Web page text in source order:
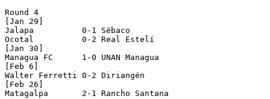
Round 4
[Jan 29]
Jalapa          0-1 Sébaco
Ocotal          0-2 Real Estelí
[Jan 30]
Managua FC      1-0 UNAN Managua
[Feb 6]
Walter Ferretti 0-2 Diriangén
[Feb 26]
Matagalpa       2-1 Rancho Santana